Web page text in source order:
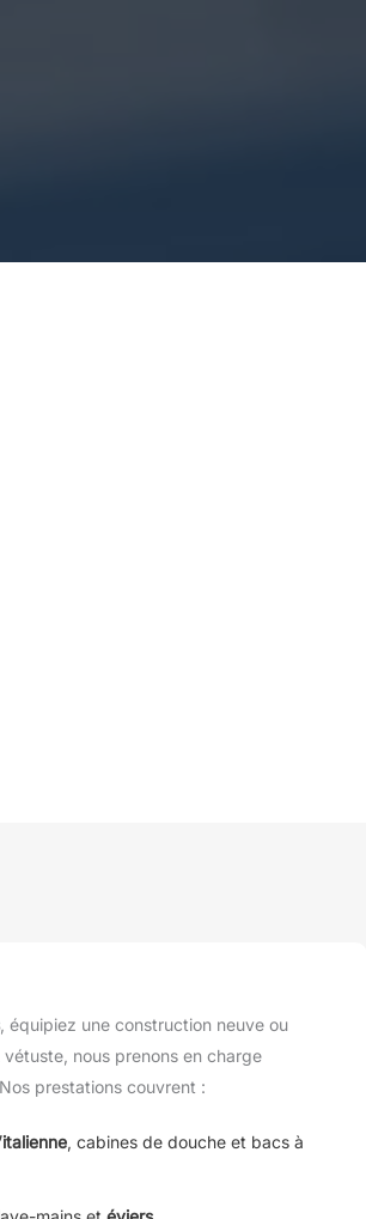
, équipiez une construction neuve ou
nous prenons en charge
prestations couvrent :
, cabines de douche et bacs à